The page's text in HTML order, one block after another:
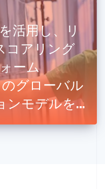
活用し、リ
コアリング
ーム
グローバル
ンモデルを